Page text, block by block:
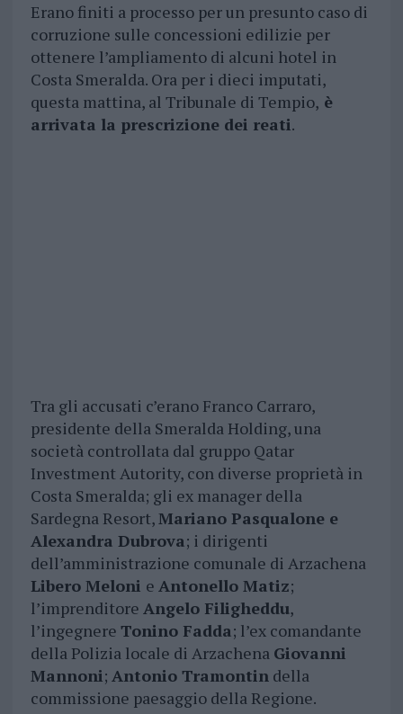
Erano finiti a processo per un presunto caso di
corruzione sulle concessioni edilizie per
ottenere l’ampliamento di alcuni hotel in
Costa Smeralda. Ora per i dieci imputati,
questa mattina, al Tribunale di Tempio, è
arrivata la prescrizione dei reati.
Tra gli accusati c’erano Franco Carraro,
presidente della Smeralda Holding, una
società controllata dal gruppo Qatar
Investment Autority, con diverse proprietà in
Costa Smeralda; gli ex manager della
Sardegna Resort,Mariano Pasqualone e
Alexandra Dubrova; i dirigenti
dell’amministrazione comunale di Arzachena
Libero Meloni e Antonello Matiz;
l’imprenditore Angelo Filigheddu,
l’ingegnere Tonino Fadda; l’ex comandante
della Polizia locale di Arzachena Giovanni
Mannoni; Antonio Tramontindella
commissione paesaggio della Regione.